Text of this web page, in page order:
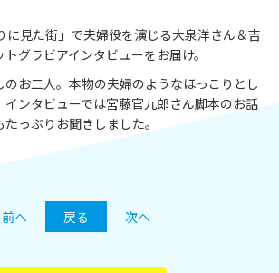
に見た街」で夫婦役を演じる大泉洋さん＆吉
グラビアインタビューをお届け。
お二人。本物の夫婦のようなほっこりとし
インタビューでは宮藤官九郎さん脚本のお話
っぷりお聞きしました。
前へ 戻る 次へ